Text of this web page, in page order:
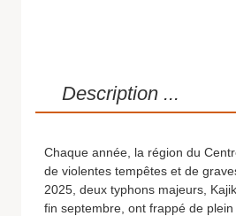
Description ...
Chaque année, la région du
de violentes tempêtes et de
2025, deux typhons majeurs,
fin septembre, ont frappé de